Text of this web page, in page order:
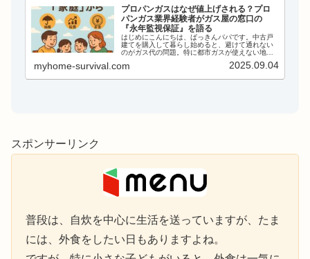
プロパンガスはなぜ値上げされる？プロ
パンガス業界経験者がガス屋の窓口の
『永年監視保証』を語る
はじめにこんにちは、ばっきんパパです。中古戸
建てを購入して暮らし始めると、避けて通れない
のがガス代の問題。特に都市ガスが使えない地域
が多いですよね。しかし、ここでよく聞く声が、
myhome-survival.com 2025.09.04
スポンサーリンク
普段は、自炊を中心に生活を送っていますが、たま
には、外食をしたい日もありますよね。